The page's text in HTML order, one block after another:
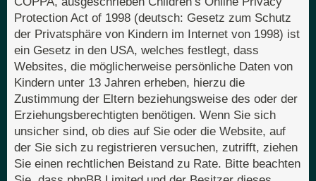
Protection Act of 1998 (deutsch: Gesetz zum Schutz
der Privatsphäre von Kindern im Internet von 1998) ist
ein Gesetz in den USA, welches festlegt, dass
Websites, die möglicherweise persönliche Daten von
Kindern unter 13 Jahren erheben, hierzu die
Zustimmung der Eltern beziehungsweise des oder der
Erziehungsberechtigten benötigen. Wenn Sie sich
unsicher sind, ob dies auf Sie oder die Website, auf
der Sie sich zu registrieren versuchen, zutrifft, ziehen
Sie einen rechtlichen Beistand zu Rate. Bitte beachten